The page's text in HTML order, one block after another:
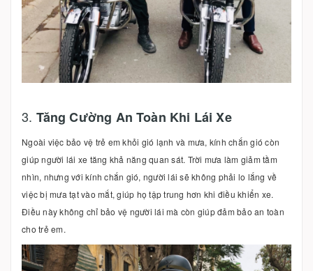
3. Tăng Cường An Toàn Khi Lái Xe
Ngoài việc bảo vệ trẻ em khỏi gió lạnh và mưa, kính chắn gió còn
giúp người lái xe tăng khả năng quan sát. Trời mưa làm giảm tầm
nhìn, nhưng với kính chắn gió, người lái sẽ không phải lo lắng về
việc bị mưa tạt vào mắt, giúp họ tập trung hơn khi điều khiển xe.
Điều này không chỉ bảo vệ người lái mà còn giúp đảm bảo an toàn
cho trẻ em.